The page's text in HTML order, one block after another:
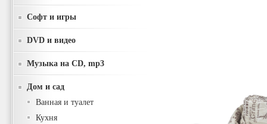
Софт и игры
DVD и видео
Музыка на CD, mp3
Дом и сад
Ванная и туалет
Кухня